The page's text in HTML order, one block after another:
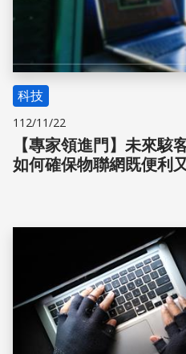
科技
112/11/22
【專家領進門】未來駭
如何確保物聯網既便利